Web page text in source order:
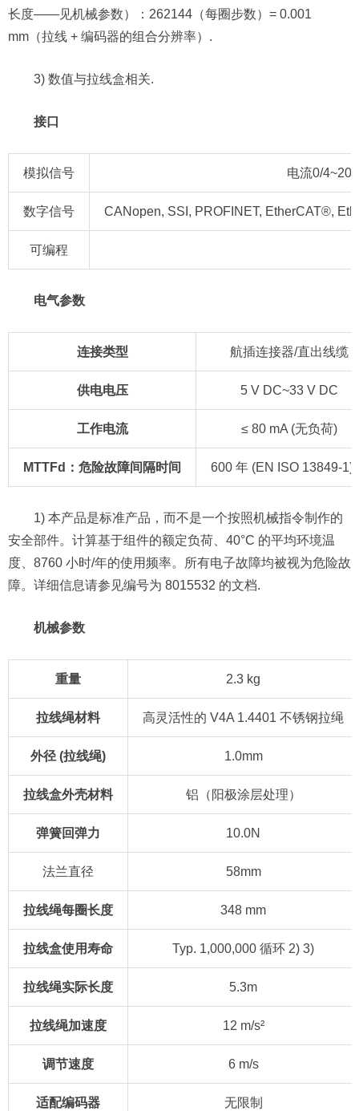
长度——见机械参数）：262144（每圈步数）= 0.001
mm（拉线 + 编码器的组合分辨率）.
3) 数值与拉线盒相关.
接口
模拟信号 电流0/4~20
数字信号 CANopen, SSI, PROFINET, EtherCAT®,
可编程
电气参数
连接类型 航插连接器/直出线缆
供电电压 5 V DC~33 V DC
工作电流 ≤ 80 mA (无负荷)
MTTFd：危险故障间隔时间 600 年 (EN ISO 13849-1)
1) 本产品是标准产品，而不是一个按照机械指令制作的
安全部件。计算基于组件的额定负荷、40°C 的平均环境温
度、8760 小时/年的使用频率。所有电子故障均被视为危险故
障。详细信息请参见编号为 8015532 的文档.
机械参数
重量 2.3 kg
拉线绳材料 高灵活性的 V4A 1.4401 不锈钢拉绳
外径 (拉线绳) 1.0mm
拉线盒外壳材料 铝（阳极涂层处理）
弹簧回弹力 10.0N
法兰直径 58mm
拉线绳每圈长度 348 mm
拉线盒使用寿命 Typ. 1,000,000 循环 2) 3)
拉线绳实际长度 5.3m
拉线绳加速度 12 m/s²
调节速度 6 m/s
适配编码器 无限制